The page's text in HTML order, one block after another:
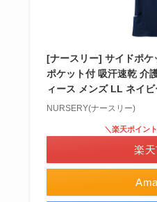
[ナースリー] サイドポケ
ポケット付 吸汗速乾 介
ィース メンズ LL ネイ
NURSERY(ナースリー)
＼楽天ポイン
楽